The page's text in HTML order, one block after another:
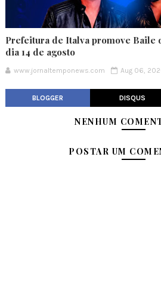
Prefeitura de Italva promove Baile
dia 14 de agosto
www.jornaltemponews.com Aug 06,
BLOGGER DISQUS
NENHUM
POSTAR UM